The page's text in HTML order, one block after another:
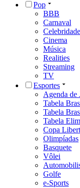
Pop
BBB
Carnaval
Cinema
Música
Realities
Streaming
TV
Esportes
Agenda de
Tabela
Tabela
Tabela
Copa
Olimpíadas
Basquete
Vôlei
Golfe
e-Sports